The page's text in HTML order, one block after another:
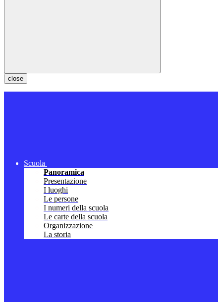
close
Scuola
Panoramica
Presentazione
I luoghi
Le persone
I numeri della scuola
Le carte della scuola
Organizzazione
La storia